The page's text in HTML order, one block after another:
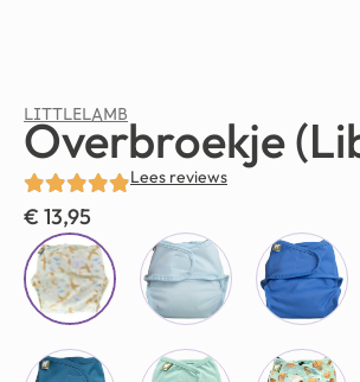
LITTLELAMB
Overbroekje
Lees reviews
€ 13,95